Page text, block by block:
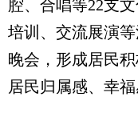
腔、合唱等22支
培训、交流展演
晚会，形成居民
居民归属感、幸